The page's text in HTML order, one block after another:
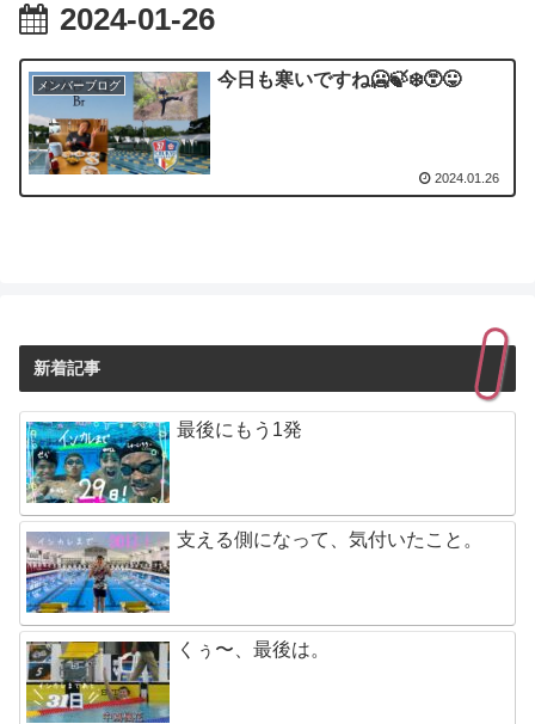
2024-01-26
メンバーブログ 今日も寒いですね🥶🍃❄️😵😛
2024.01.26
新着記事
最後にもう1発
支える側になって、気付いたこと。
くぅ〜、最後は。